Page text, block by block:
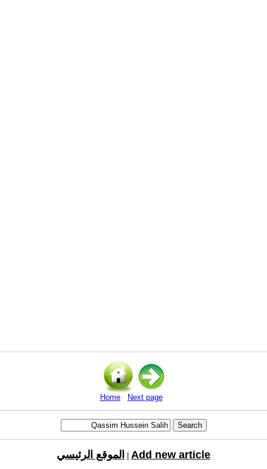
Home Next page
الموقع الرئيسي Add new article